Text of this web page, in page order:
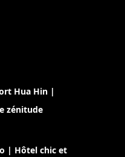
Hua Hin |
zénitude
| Hôtel chic et